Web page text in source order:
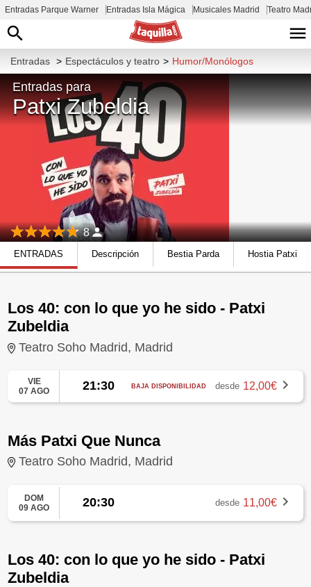
Entradas Parque Warner Entradas Isla Mágica Musicales Madrid Teatro
Entradas > Espectáculos y teatro > Humor/Monólogos
Entradas para
Patxi Zubeldia
8
ENTRADAS Descripción Bestia Parda Hostia Patxi
Los 40: con lo que yo he sido - Patxi
Zubeldia
Teatro Soho Madrid, Madrid
VIE
07 AGO
21:30 BAJA DISPONIBILIDAD desde 12,00€
Más Patxi Que Nunca
Teatro Soho Madrid, Madrid
DOM
09 AGO
20:30 desde 11,00€
Los 40: con lo que yo he sido - Patxi
Zubeldia